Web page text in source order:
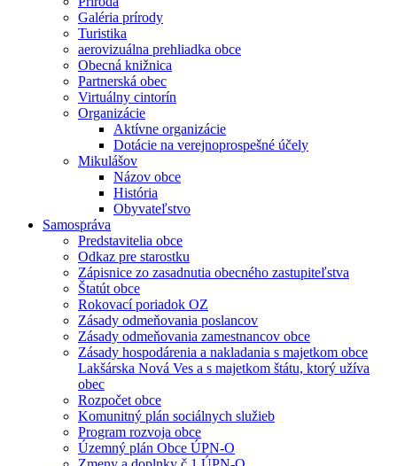
Galéria prírody
Turistika
aerovizuálna prehliadka obce
Obecná knižnica
Partnerská obec
Virtuálny cintorín
Organizácie
Aktívne organizácie
Dotácie na verejnoprospešné účely
Mikulášov
Názov obce
História
Obyvateľstvo
Samospráva
Predstavitelia obce
Odkaz pre starostku
Zápisnice zo zasadnutia obecného zastupiteľstva
Štatút obce
Rokovací poriadok OZ
Zásady odmeňovania poslancov
Zásady odmeňovania zamestnancov obce
Zásady hospodárenia a nakladania s majetkom obce
Lakšárska Nová Ves a s majetkom štátu, ktorý užíva
obec
Rozpočet obce
Komunitný plán sociálnych služieb
Program rozvoja obce
Územný plán Obce ÚPN-O